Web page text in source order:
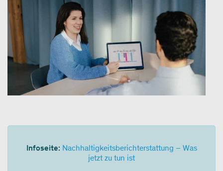
Infoseite: Nachhaltigkeitsberichterstattung – Was
jetzt zu tun ist